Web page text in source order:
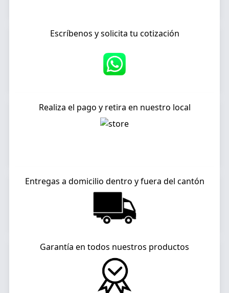
Escríbenos y solicita tu cotización
Realiza el pago y retira en nuestro local
Entregas a domicilio dentro y fuera del cantón
Garantía en todos nuestros productos